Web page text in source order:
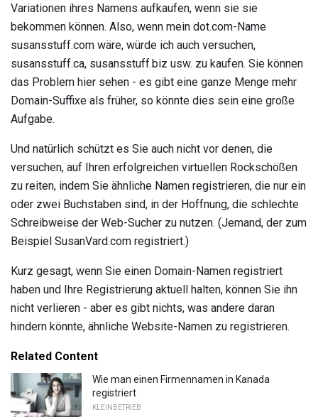
Variationen ihres Namens aufkaufen, wenn sie sie
bekommen können. Also, wenn mein dot.com-Name
susansstuff.com wäre, würde ich auch versuchen,
susansstuff.ca, susansstuff.biz usw. zu kaufen. Sie können
das Problem hier sehen - es gibt eine ganze Menge mehr
Domain-Suffixe als früher, so könnte dies sein eine große
Aufgabe.
Und natürlich schützt es Sie auch nicht vor denen, die
versuchen, auf Ihren erfolgreichen virtuellen Rockschößen
zu reiten, indem Sie ähnliche Namen registrieren, die nur ein
oder zwei Buchstaben sind, in der Hoffnung, die schlechte
Schreibweise der Web-Sucher zu nutzen. (Jemand, der zum
Beispiel SusanVard.com registriert.)
Kurz gesagt, wenn Sie einen Domain-Namen registriert
haben und Ihre Registrierung aktuell halten, können Sie ihn
nicht verlieren - aber es gibt nichts, was andere daran
hindern könnte, ähnliche Website-Namen zu registrieren.
Related Content
Wie man einen Firmennamen in Kanada
registriert
KLEINBETRIEB